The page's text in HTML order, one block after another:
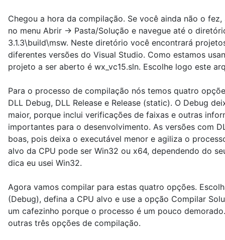
Chegou a hora da compilação. Se você ainda não o fez,
no menu Abrir -> Pasta/Solução e navegue até o
3.1.3\build\msw. Neste diretório você encontrará
diferentes versões do Visual Studio. Como estamos
projeto a ser aberto é wx_vc15.sln. Escolhe logo este
Para o processo de compilação nós temos quatro
DLL Debug, DLL Release e Release (static). O Debug
maior, porque inclui verificações de faixas e outras
importantes para o desenvolvimento. As versões com
boas, pois deixa o executável menor e agiliza o
alvo da CPU pode ser Win32 ou x64, dependendo do
dica eu usei Win32.
Agora vamos compilar para estas quatro opções.
(Debug), defina a CPU alvo e use a opção Compilar
um cafezinho porque o processo é um pouco
outras três opções de compilação.